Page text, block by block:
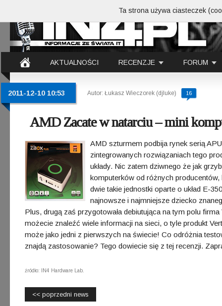
AKTUALNOŚCI RECENZJE FORUM
2011-12-10 10:53 Autor: Łukasz Wieczorek (djluke) 16
AMD Zacate w natarciu – mini
AMD szturmem podbija rynek serią
zintegrowanych rozwiązaniach tego
układy. Nic zatem dziwnego że jak
komputerków od różnych producentów,
dwie takie jednostki oparte o układ E-
najnowsze i najmniejsze dziecko
Plus, drugą zaś przygotowała debiutująca na tym polu
możecie znaleźć wiele informacji na sieci, o tyle produkt
może jako jedni z pierwszych na świecie! Co odróżnia
znajdą zastosowanie? Tego dowiecie się z tej recenzji.
źródło: IN4 Hardware Lab.
<< poprzedni news
Ta strona używa ciasteczek